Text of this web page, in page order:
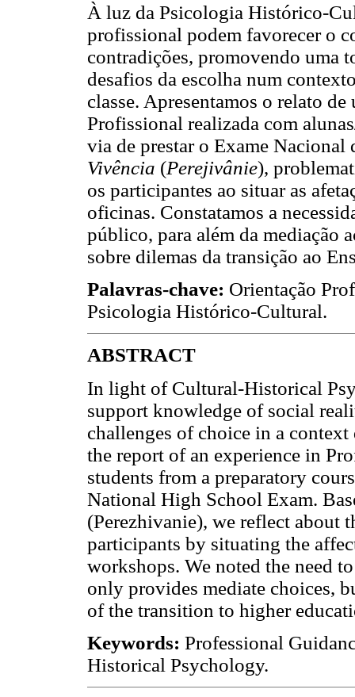
À luz da Psicologia Histórico-
profissional podem favorecer o
contradições, promovendo uma
desafios da escolha num
classe. Apresentamos o relato
Profissional realizada com
via de prestar o Exame
Vivência (Perejivânie),
os participantes ao situar as
oficinas. Constatamos a
público, para além da mediação
sobre dilemas da transição ao
Palavras-chave: Orientação
Psicologia Histórico-Cultural.
ABSTRACT
In light of Cultural-Historical
support knowledge of social
challenges of choice in a
the report of an experience in
students from a preparatory
National High School Exam.
(Perezhivanie), we reflect about
participants by situating the
workshops. We noted the need
only provides mediate choices,
of the transition to higher
Keywords: Professional
Historical Psychology.